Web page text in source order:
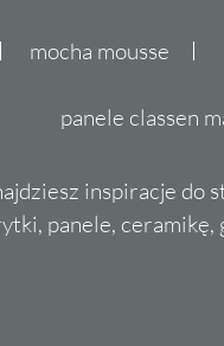
mocha mousse
panele classen
inspiracje do
panele,